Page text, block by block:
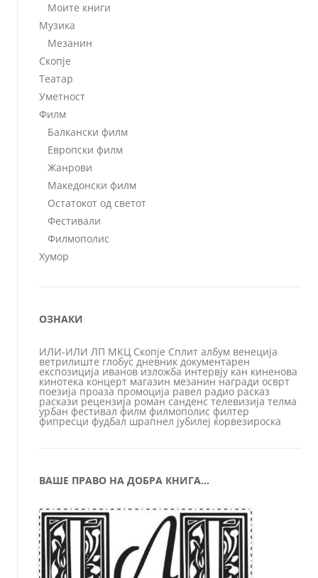
Моите книги
Музика
Мезанин
Скопје
Театар
Уметност
Филм
Балкански филм
Европски филм
Жанрови
Македонски филм
Остатокот од светот
Фестивали
Филмополис
Хумор
ОЗНАКИ
ИЛИ-ИЛИ ЛП МКЦ Скопје Сплит албум венеција
ветрилиште глобус дневник документарен
експозиција иванов изложба интервју кан киненова
кинотека концерт магазин мезанин награди осврт
поезија проаза промоција равел радио расказ
раскази рецензија роман санденс телевизија телма
урбан фестивал филм филмополис филтер
фипресци фудбал шрапнел јубилеј ќорвезироска
ВАШЕ ПРАВО НА ДОБРА КНИГА…